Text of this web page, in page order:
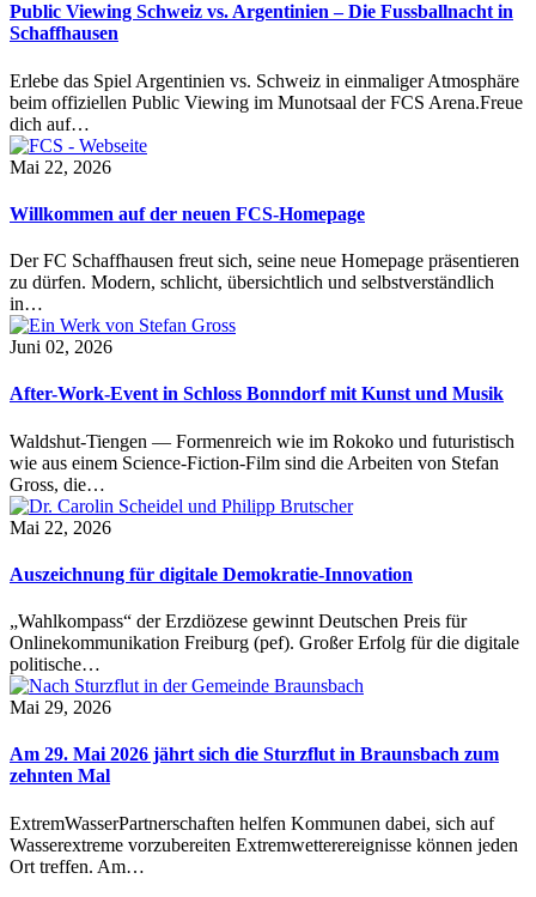
Public Viewing Schweiz vs. Argentinien – Die Fussballnacht in
Schaffhausen
Erlebe das Spiel Argentinien vs. Schweiz in einmaliger Atmosphäre
beim offiziellen Public Viewing im Munotsaal der FCS Arena.Freue
dich auf…
Mai 22, 2026
Willkommen auf der neuen FCS-Homepage
Der FC Schaffhausen freut sich, seine neue Homepage präsentieren
zu dürfen. Modern, schlicht, übersichtlich und selbstverständlich
in…
Juni 02, 2026
After-Work-Event in Schloss Bonndorf mit Kunst und Musik
Waldshut-Tiengen — Formenreich wie im Rokoko und futuristisch
wie aus einem Science-Fiction-Film sind die Arbeiten von Stefan
Gross, die…
Mai 22, 2026
Auszeichnung für digitale Demokratie-Innovation
„Wahlkompass“ der Erzdiözese gewinnt Deutschen Preis für
Onlinekommunikation Freiburg (pef). Großer Erfolg für die digitale
politische…
Mai 29, 2026
Am 29. Mai 2026 jährt sich die Sturzflut in Braunsbach zum
zehnten Mal
ExtremWasserPartnerschaften helfen Kommunen dabei, sich auf
Wasserextreme vorzubereiten Extremwetterereignisse können jeden
Ort treffen. Am…